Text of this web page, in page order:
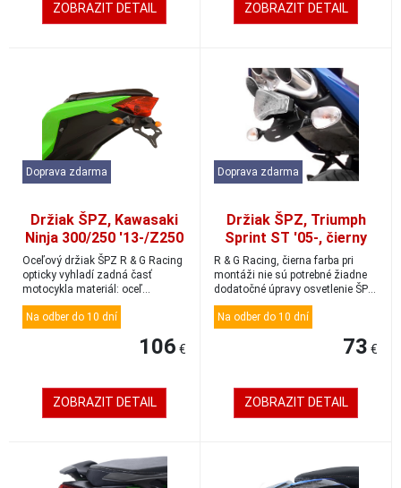
ZOBRAZIT DETAIL ZOBRAZIT DETAIL
Doprava zdarma
Držiak ŠPZ, Kawasaki
Ninja 300/250 '13-/Z250
Oceľový držiak ŠPZ R & G Racing
opticky vyhladí zadná časť
motocykla materiál: oceľ
kompatibilný...
Na odber do 10 dní
106 €
ZOBRAZIT DETAIL
Doprava zdarma
Držiak ŠPZ, Triumph
Sprint ST '05-, čierny
R & G Racing, čierna farba pri
montáži nie sú potrebné žiadne
dodatočné úpravy osvetlenie ŠPZ
je...
Na odber do 10 dní
73 €
ZOBRAZIT DETAIL